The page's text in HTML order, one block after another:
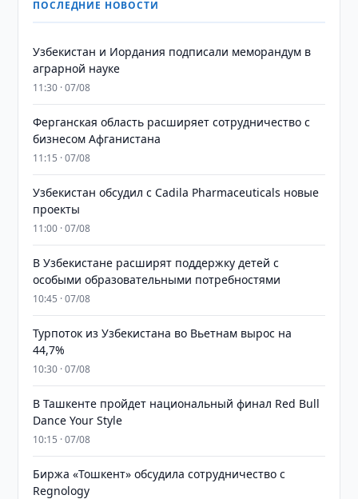
ПОСЛЕДНИЕ НОВОСТИ
Узбекистан и Иордания подписали меморандум в
аграрной науке
11:30 · 07/08
Ферганская область расширяет сотрудничество с
бизнесом Афганистана
11:15 · 07/08
Узбекистан обсудил с Cadila Pharmaceuticals новые
проекты
11:00 · 07/08
В Узбекистане расширят поддержку детей с
особыми образовательными потребностями
10:45 · 07/08
Турпоток из Узбекистана во Вьетнам вырос на
44,7%
10:30 · 07/08
В Ташкенте пройдет национальный финал Red Bull
Dance Your Style
10:15 · 07/08
Биржа «Тошкент» обсудила сотрудничество с
Regnology